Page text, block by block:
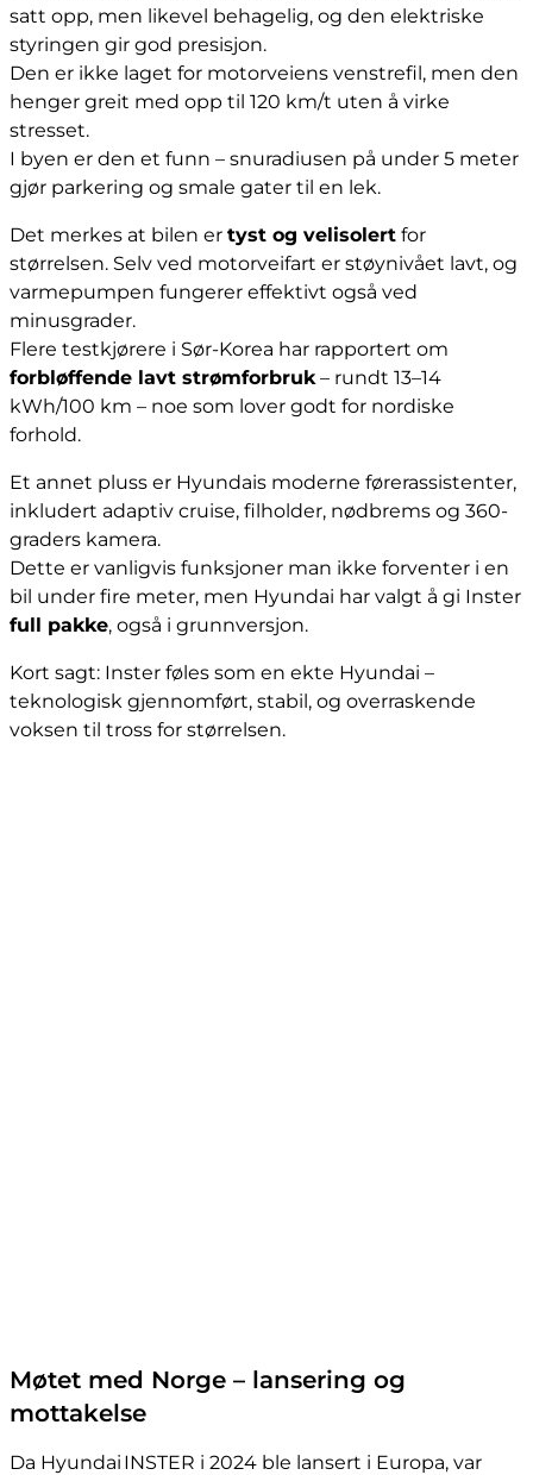
satt opp, men likevel behagelig, og den elektriske
styringen gir god presisjon.
Den er ikke laget for motorveiens venstrefil, men den
henger greit med opp til 120 km/t uten å virke
stresset.
I byen er den et funn – snuradiusen på under 5 meter
gjør parkering og smale gater til en lek.
Det merkes at bilen er tyst og velisolert for
størrelsen. Selv ved motorveifart er støynivået lavt, og
varmepumpen fungerer effektivt også ved
minusgrader.
Flere testkjørere i Sør-Korea har rapportert om
forbløffende lavt strømforbruk– rundt 13–14
kWh/100 km – noe som lover godt for nordiske
forhold.
Et annet pluss er Hyundais moderne førerassistenter,
inkludert adaptiv cruise, filholder, nødbrems og 360-
graders kamera.
Dette er vanligvis funksjoner man ikke forventer i en
bil under fire meter, men Hyundai har valgt å gi Inster
full pakke, også i grunnversjon.
Kort sagt: Inster føles som en ekte Hyundai –
teknologisk gjennomført, stabil, og overraskende
voksen til tross for størrelsen.
Møtet med Norge – lansering og
mottakelse
Da Hyundai INSTER i 2024 ble lansert i Europa, var